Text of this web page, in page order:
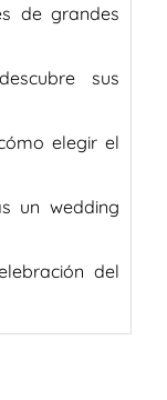
de grandes
sus
elegir el
un wedding
del